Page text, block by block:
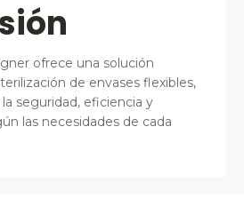
ofrece una solución
de envases flexibles,
seguridad, eficiencia y
las necesidades de cada